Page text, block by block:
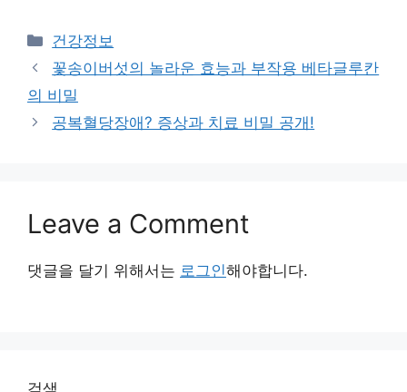
Categories
건강정보
꽃송이버섯의 놀라운 효능과 부작용 베타글루칸
의 비밀
공복혈당장애? 증상과 치료 비밀 공개!
Leave a Comment
댓글을 달기 위해서는 로그인해야합니다.